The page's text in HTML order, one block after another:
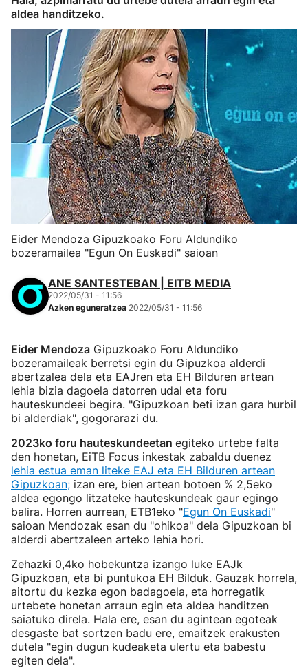
aldea handitzeko.
Eider Mendoza Gipuzkoako Foru Aldundiko
bozeramailea "Egun On Euskadi" saioan
ANE SANTESTEBAN | EITB MEDIA
2022/05/31 - 11:56
Azken eguneratzea 2022/05/31 - 11:56
Eider Mendoza Gipuzkoako Foru Aldundiko
bozeramaileak berretsi egin du Gipuzkoa alderdi
abertzalea dela eta EAJren eta EH Bilduren artean
lehia bizia dagoela datorren udal eta foru
hauteskundeei begira. "Gipuzkoan beti izan gara hurbil
bi alderdiak", gogorarazi du.
2023ko foru hauteskundeetan egiteko urtebe falta
den honetan, EiTB Focus inkestak zabaldu duenez
lehia estua eman liteke EAJ eta EH Bilduren artean
Gipuzkoan; izan ere, bien artean botoen % 2,5eko
aldea egongo litzateke hauteskundeak gaur egingo
balira. Horren aurrean, ETB1eko "Egun On Euskadi"
saioan Mendozak esan du "ohikoa" dela Gipuzkoan bi
alderdi abertzaleen arteko lehia hori.
Zehazki 0,4ko hobekuntza izango luke EAJk
Gipuzkoan, eta bi puntukoa EH Bilduk. Gauzak horrela,
aitortu du kezka egon badagoela, eta horregatik
urtebete honetan arraun egin eta aldea handitzen
saiatuko direla. Hala ere, esan du agintean egoteak
desgaste bat sortzen badu ere, emaitzek erakusten
dutela "egin dugun kudeaketa ulertu eta babestu
egiten dela".